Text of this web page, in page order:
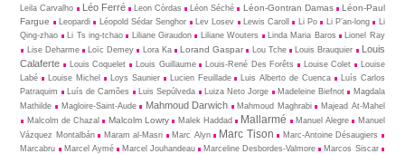
Leila Carvalho
Léo Ferré Leon Còrdas Léon Séché Léon-Gontran Damas
Léon-Paul
Fargue
Leopardi Léopold Sédar Senghor Lev Losev Lewis Caroll Li Po Li P’an-long
Li
Qing-zhao
Li Ts ing-tchao Liliane Giraudon Liliane Wouters Linda Maria Baros
Lionel Ray
Lise Deharme
Loïc Demey Lora Ka Lorand Gaspar Lou Tche Louis Brauquier
Louis
Calaferte
Louis Coquelet Louis Guillaume Louis-René Des Forêts Louise Colet
Louise
Labé
Louise Michel Loys Saunier Lucien Feuillade Luis Alberto de Cuenca
Luís Carlos
Patraquim
Luís de Camões Luis Sepúlveda Luiza Neto Jorge Madeleine Biefnot
Magdala
Mathilde
Magloire-Saint-Aude Mahmoud Darwich Mahmoud Maghrabi
Majead At-Mahel
Malcolm de Chazal
Malcolm Lowry Malek Haddad Mallarmé Manuel Alegre
Manuel
Vázquez Montalbán
Maram al-Masri Marc Alyn Marc Tison
Marc-Antoine Désaugiers
Marcabru
Marcel Aymé Marcel Jouhandeau Marceline Desbordes-Valmore
Marcos Siscar